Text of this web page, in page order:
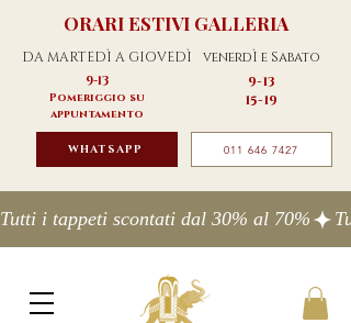
ORARI ESTIVI GALLERIA
DA MARTEDÌ A GIOVEDÌ venerdÌ e Sabato
9-13
Pomeriggio su
appuntamento
9-13
15-19
WHATSAPP 011 646 7427
Tutti i tappeti scontati dal 30% al 70%